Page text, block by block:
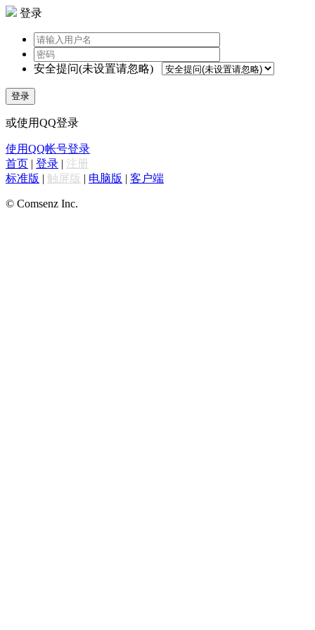
登录
安全提问(未设置请忽略)
登录
或使用QQ登录
使用QQ帐号登录
首页 | 登录 | 注册
标准版 | 触屏版 | 电脑版 | 客户端
© Comsenz Inc.